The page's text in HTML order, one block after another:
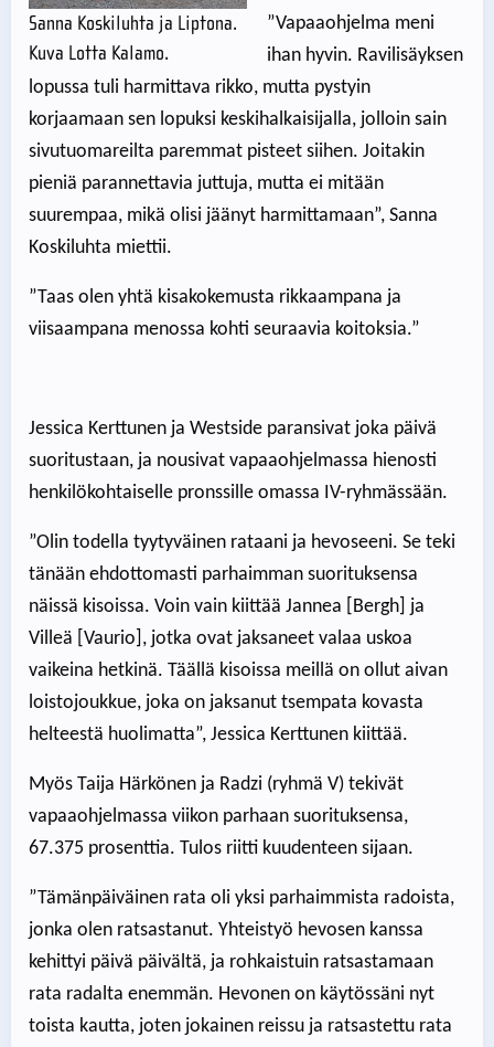
Sanna Koskiluhta ja Liptona.
Kuva Lotta Kalamo.
”Vapaaohjelma meni
ihan hyvin. Ravilisäyksen
lopussa tuli harmittava rikko, mutta pystyin
korjaamaan sen lopuksi keskihalkaisijalla, jolloin sain
sivutuomareilta paremmat pisteet siihen. Joitakin
pieniä parannettavia juttuja, mutta ei mitään
suurempaa, mikä olisi jäänyt harmittamaan”, Sanna
Koskiluhta miettii.
”Taas olen yhtä kisakokemusta rikkaampana ja
viisaampana menossa kohti seuraavia koitoksia.”
Jessica Kerttunen ja Westside paransivat joka päivä
suoritustaan, ja nousivat vapaaohjelmassa hienosti
henkilökohtaiselle pronssille omassa IV-ryhmässään.
”Olin todella tyytyväinen rataani ja hevoseeni. Se teki
tänään ehdottomasti parhaimman suorituksensa
näissä kisoissa. Voin vain kiittää Jannea [Bergh] ja
Villeä [Vaurio], jotka ovat jaksaneet valaa uskoa
vaikeina hetkinä. Täällä kisoissa meillä on ollut aivan
loistojoukkue, joka on jaksanut tsempata kovasta
helteestä huolimatta”, Jessica Kerttunen kiittää.
Myös Taija Härkönen ja Radzi (ryhmä V) tekivät
vapaaohjelmassa viikon parhaan suorituksensa,
67.375 prosenttia. Tulos riitti kuudenteen sijaan.
”Tämänpäiväinen rata oli yksi parhaimmista radoista,
jonka olen ratsastanut. Yhteistyö hevosen kanssa
kehittyi päivä päivältä, ja rohkaistuin ratsastamaan
rata radalta enemmän. Hevonen on käytössäni nyt
toista kautta, joten jokainen reissu ja ratsastettu rata